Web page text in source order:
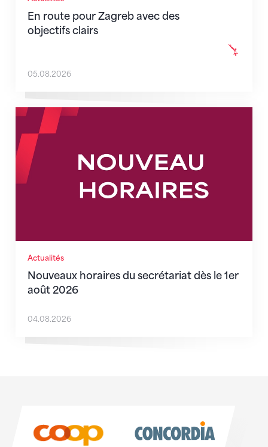
En route pour Zagreb avec des
objectifs clairs
05.08.2026
Actualités
Nouveaux horaires du secrétariat dès le 1er
août 2026
Nouveaux horaires du secrétariat dès le 1er août
04.08.2026